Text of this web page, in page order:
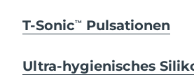
T-SonicTM Pulsationen
Ultra-hygienisches